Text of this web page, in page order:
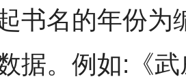
书名的年份为
据。例如:《